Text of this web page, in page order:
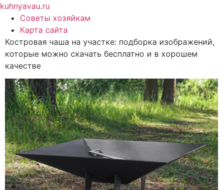
Перейти
содержимому
kuhnyavau.ru
Советы хозяйкам
Карта сайта
Костровая чаша на участке: подборка изображений,
которые можно скачать бесплатно и в хорошем
качестве